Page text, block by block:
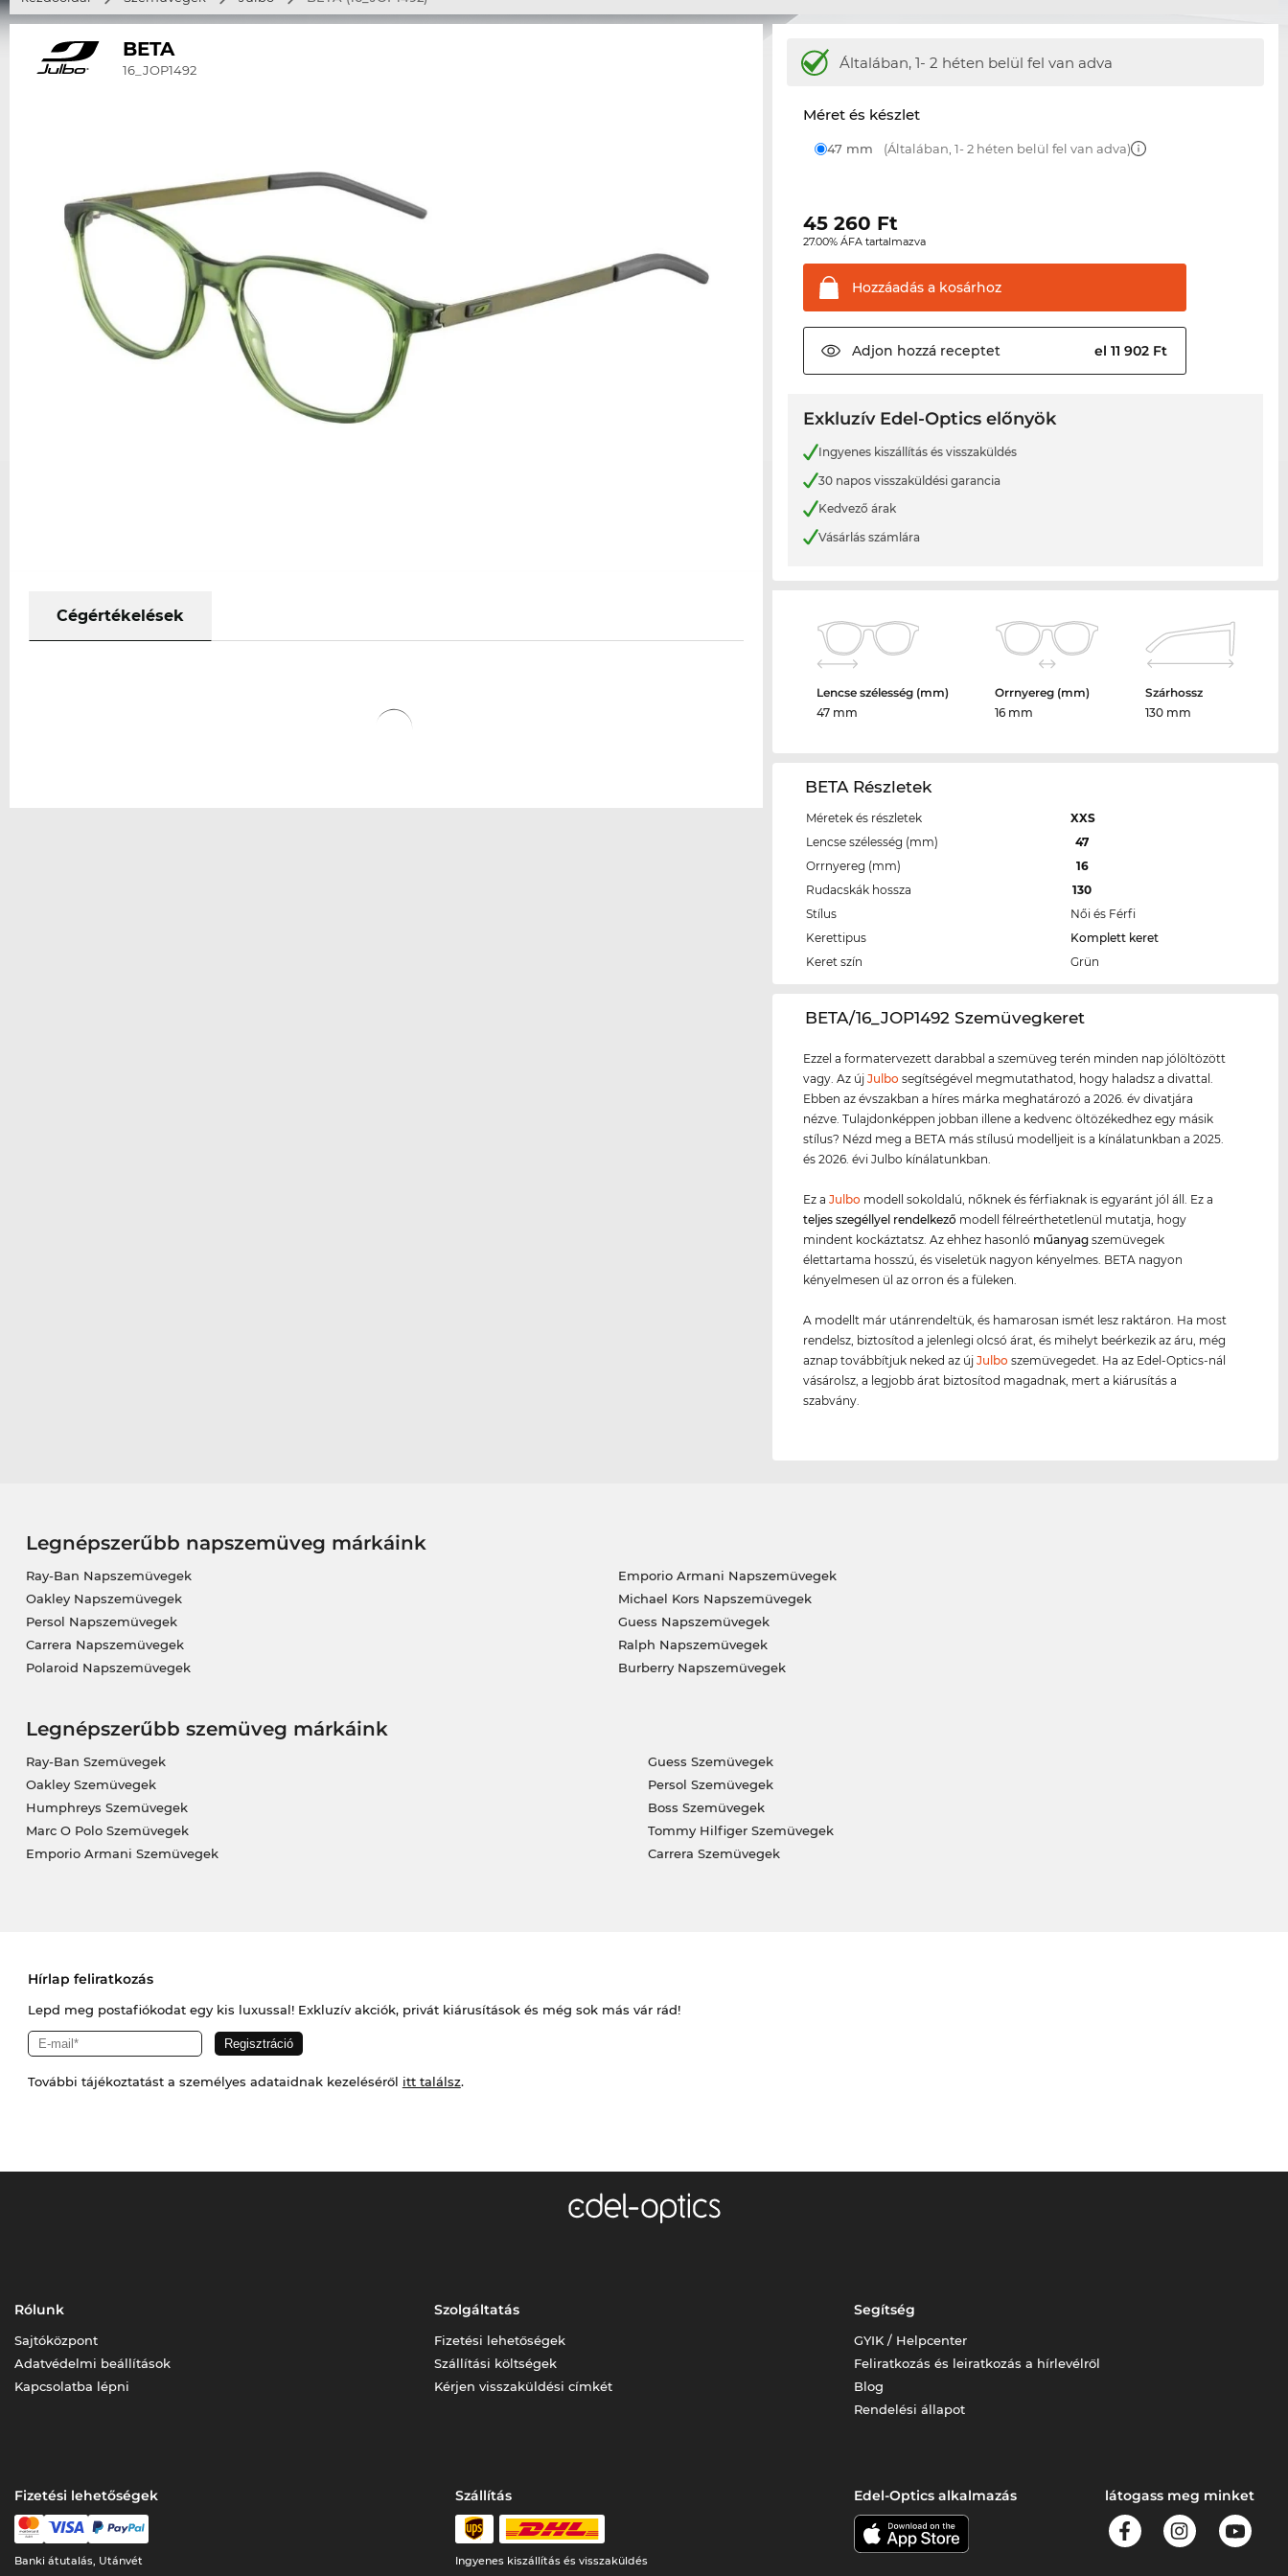
BETA
16_JOP1492
Cégértékelések
Általában, 1- 2 héten belül fel van adva
Méret és készlet
47 mm (Általában, 1- 2 héten belül fel van adva)
45 260 Ft
27.00% ÁFA tartalmazva
Hozzáadás a kosárhoz
Adjon hozzá receptet el 11 902 Ft
Exkluzív Edel-Optics előnyök
Ingyenes kiszállítás és visszaküldés
30 napos visszaküldési garancia
Kedvező árak
Vásárlás számlára
Lencse szélesség (mm)
47 mm
Orrnyereg (mm)
16 mm
Szárhossz
130 mm
BETA Részletek
Méretek és részletek
XXS
Lencse szélesség (mm)
47
Orrnyereg (mm)
16
Rudacskák hossza
130
Stílus
Női és Férfi
Kerettipus
Komplett keret
Keret szín
Grün
‌BETA/16_JOP1492 Szemüvegkeret
Ezzel a formatervezett darabbal a szemüveg terén minden nap jólöltözött
vagy. Az újJulbo segítségével megmutathatod, hogy haladsz a divattal.
Ebben az évszakban a híres márka meghatározó a 2026. év divatjára
nézve. Tulajdonképpen jobban illene a kedvenc öltözékedhez egy másik
stílus? Nézd meg a BETA más stílusú modelljeit is a kínálatunkban a 2025.
és 2026. évi Julbo kínálatunkban.
Ez aJulbo modell sokoldalú, nőknek és férfiaknak is egyaránt jól áll. Ez a
teljes szegéllyel rendelkező modell félreérthetetlenül mutatja, hogy
mindent kockáztatsz. Az ehhez hasonló műanyag szemüvegek
élettartama hosszú, és viseletük nagyon kényelmes. BETA nagyon
kényelmesen ül az orron és a füleken.
A modellt már utánrendeltük, és hamarosan ismét lesz raktáron. Ha most
rendelsz, biztosítod a jelenlegi olcsó árat, és mihelyt beérkezik az áru, még
aznap továbbítjuk neked az újJulbo szemüvegedet. Ha az Edel-Optics-nál
vásárolsz, a legjobb árat biztosítod magadnak, mert a kiárusítás a
szabvány.
Legnépszerűbb napszemüveg márkáink
Ray-Ban Napszemüvegek
Oakley Napszemüvegek
Persol Napszemüvegek
Carrera Napszemüvegek
Polaroid Napszemüvegek
Emporio Armani Napszemüvegek
Michael Kors Napszemüvegek
Guess Napszemüvegek
Ralph Napszemüvegek
Burberry Napszemüvegek
Legnépszerűbb szemüveg márkáink
Ray-Ban Szemüvegek
Oakley Szemüvegek
Humphreys Szemüvegek
Marc O Polo Szemüvegek
Emporio Armani Szemüvegek
Guess Szemüvegek
Persol Szemüvegek
Boss Szemüvegek
Tommy Hilfiger Szemüvegek
Carrera Szemüvegek
Hírlap feliratkozás
Lepd meg postafiókodat egy kis luxussal! Exkluzív akciók, privát kiárusítások és még sok más vár rád!
További tájékoztatást a személyes adataidnak kezeléséről itt találsz.
Rólunk
Sajtóközpont
Adatvédelmi beállítások
Kapcsolatba lépni
Szolgáltatás
Fizetési lehetőségek
Szállítási költségek
Kérjen visszaküldési címkét
Segítség
GYIK / Helpcenter
Feliratkozás és leiratkozás a hírlevélről
Blog
Rendelési állapot
Fizetési lehetőségek
Banki átutalás, Utánvét
Szállítás
Ingyenes kiszállítás és visszaküldés
Edel-Optics alkalmazás látogass meg minket